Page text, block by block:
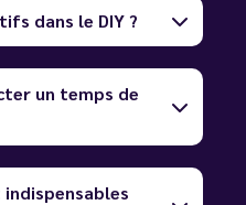
dans le DIY ?
un temps de